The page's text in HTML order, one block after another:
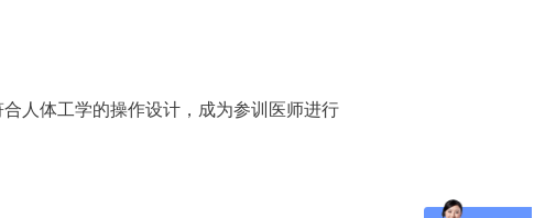
人体工学的操作设计，成为参训医师进行